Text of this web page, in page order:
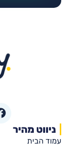
ניווט מהיר
עמוד הבית